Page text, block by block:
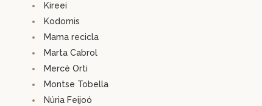
Kireei
Kodomis
Mama recicla
Marta Cabrol
Mercè Orti
Montse Tobella
Núria Feijoó